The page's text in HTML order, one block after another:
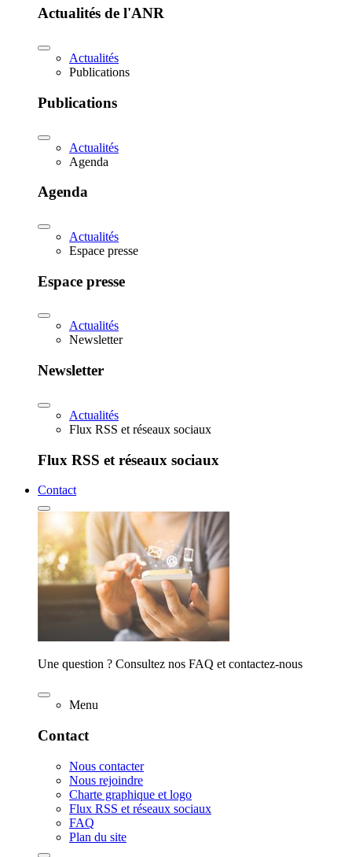
Actualités de l'ANR
Actualités
Publications
Publications
Actualités
Agenda
Agenda
Actualités
Espace presse
Espace presse
Actualités
Newsletter
Newsletter
Actualités
Flux RSS et réseaux sociaux
Flux RSS et réseaux sociaux
Contact
Une question ? Consultez nos FAQ et contactez-nous
Menu
Contact
Nous contacter
Nous rejoindre
Charte graphique et logo
Flux RSS et réseaux sociaux
FAQ
Plan du site